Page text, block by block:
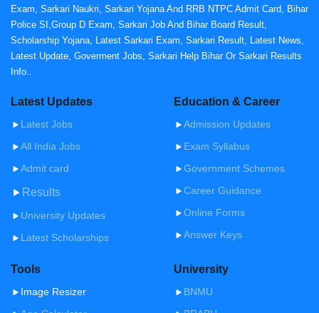
Exam, Sarkari Naukri, Sarkari Yojana And RRB NTPC Admit Card, Bihar
Police SI,Group D Exam, Sarkari Job And Bihar Board Result,
Scholarship Yojana, Latest Sarkari Exam, Sarkari Result, Latest News,
Latest Update, Goverment Jobs, Sarkari Help Bihar Or Sarkari Results
Info..
Latest Updates
Latest Jobs
All India Jobs
Admit card
Results
University Updates
Latest Scholarships
Education & Career
Admission Updates
Exam Syllabus
Government Schemes
Career Guidance
Online Forms
Answer Keys
Tools
Image Resizer
University
BNMU